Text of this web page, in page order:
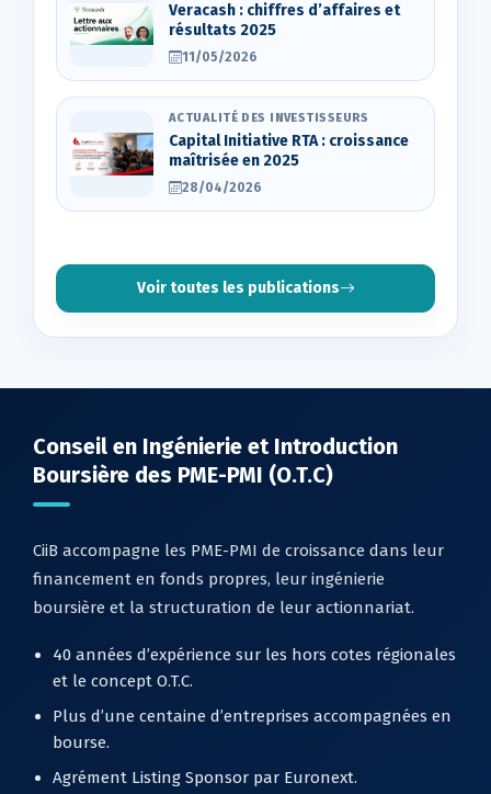
Veracash : chiffres d’affaires et
résultats 2025
11/05/2026
ACTUALITÉ DES INVESTISSEURS
Capital Initiative RTA : croissance
maîtrisée en 2025
28/04/2026
Voir toutes les publications
Conseil en Ingénierie et Introduction
Boursière des PME-PMI (O.T.C)
CiiB accompagne les PME-PMI de croissance dans leur
financement en fonds propres, leur ingénierie
boursière et la structuration de leur actionnariat.
40 années d’expérience sur les hors cotes régionales
et le concept O.T.C.
Plus d’une centaine d’entreprises accompagnées en
bourse.
Agrément Listing Sponsor par Euronext.